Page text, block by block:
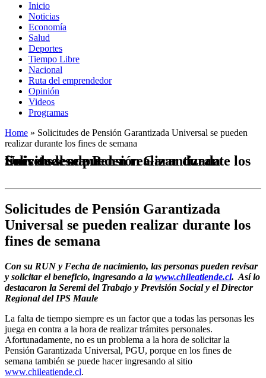
Inicio
Noticias
Economía
Salud
Deportes
Tiempo Libre
Nacional
Ruta del emprendedor
Opinión
Videos
Programas
Home » Solicitudes de Pensión Garantizada Universal se pueden
realizar durante los fines de semana
Solicitudes de Pensión Garantizada Universal se pueden realizar durante los fines de semana
Solicitudes de Pensión Garantizada
Universal se pueden realizar durante los
fines de semana
Con su RUN y Fecha de nacimiento, las personas pueden revisar
y solicitar el beneficio, ingresando a la www.chileatiende.cl. Así lo
destacaron la Seremi del Trabajo y Previsión Social y el Director
Regional del IPS Maule
La falta de tiempo siempre es un factor que a todas las personas les
juega en contra a la hora de realizar trámites personales.
Afortunadamente, no es un problema a la hora de solicitar la
Pensión Garantizada Universal, PGU, porque en los fines de
semana también se puede hacer ingresando al sitio
www.chileatiende.cl.